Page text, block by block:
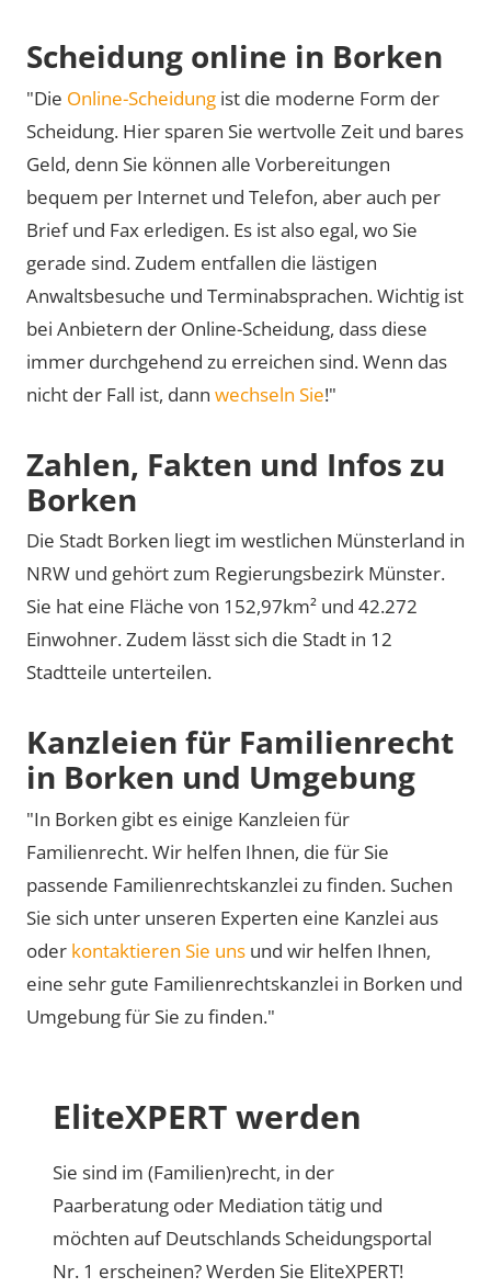
Scheidung online in Borken
"Die Online-Scheidung ist die moderne Form der
Scheidung. Hier sparen Sie wertvolle Zeit und bares
Geld, denn Sie können alle Vorbereitungen
bequem per Internet und Telefon, aber auch per
Brief und Fax erledigen. Es ist also egal, wo Sie
gerade sind. Zudem entfallen die lästigen
Anwaltsbesuche und Terminabsprachen. Wichtig ist
bei Anbietern der Online-Scheidung, dass diese
immer durchgehend zu erreichen sind. Wenn das
nicht der Fall ist, dann wechseln Sie!"
Zahlen, Fakten und Infos zu
Borken
Die Stadt Borken liegt im westlichen Münsterland in
NRW und gehört zum Regierungsbezirk Münster.
Sie hat eine Fläche von 152,97km² und 42.272
Einwohner. Zudem lässt sich die Stadt in 12
Stadtteile unterteilen.
Kanzleien für Familienrecht
in Borken und Umgebung
"In Borken gibt es einige Kanzleien für
Familienrecht. Wir helfen Ihnen, die für Sie
passende Familienrechtskanzlei zu finden. Suchen
Sie sich unter unseren Experten eine Kanzlei aus
oder kontaktieren Sie uns und wir helfen Ihnen,
eine sehr gute Familienrechtskanzlei in Borken und
Umgebung für Sie zu finden."
EliteXPERT werden
Sie sind im (Familien)recht, in der
Paarberatung oder Mediation tätig und
möchten auf Deutschlands Scheidungsportal
Nr. 1 erscheinen? Werden Sie EliteXPERT!